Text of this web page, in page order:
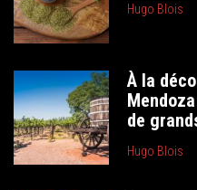
Hugo Blois
À la
de
Hugo Blois